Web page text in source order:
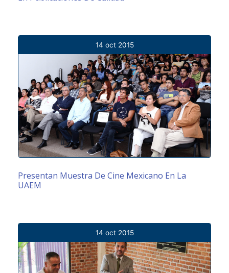
14 oct 2015
Presentan Muestra De Cine Mexicano En La
UAEM
14 oct 2015